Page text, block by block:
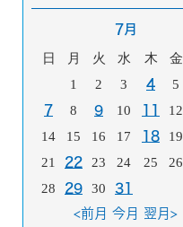
7月
日 月 火 水 木 金
1
2 3 4 5
7 8 9 10 11 12
14
15 16 17 18 19
21
22 23 24 25 26
28 29 30
31
<前月 今月 翌月>